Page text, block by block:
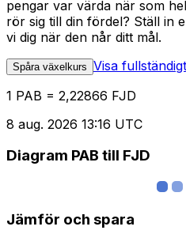
pengar var värda när som
rör sig till din fördel? Ställ in
vi dig när den når ditt mål.
Spåra växelkurs Visa
1 PAB = 2,22866 FJD
8 aug. 2026 13:16 UTC
Diagram PAB till FJD
Jämför och spara